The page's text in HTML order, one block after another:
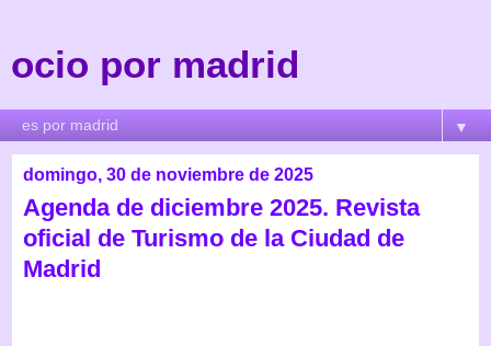
ocio por madrid
▼
domingo, 30 de noviembre de 2025
Agenda de diciembre 2025. Revista
oficial de Turismo de la Ciudad de
Madrid